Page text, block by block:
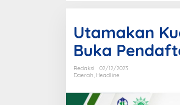
Utamakan
Buka
Redaksi
02/12/2023
Daerah, Headline